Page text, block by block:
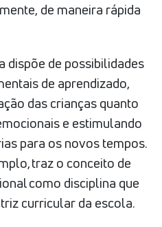
de maneira rápida
dispõe de possibilidades
de aprendizado,
das crianças quanto
e estimulando
para os novos tempos.
traz o conceito de
como disciplina que
curricular da escola.